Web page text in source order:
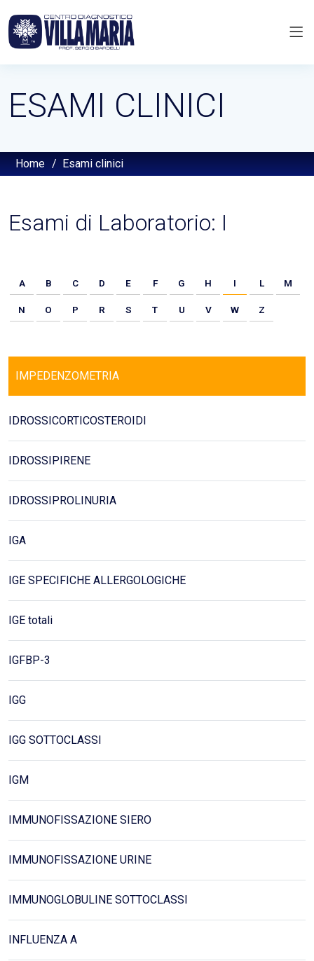
ESAMI CLINICI
Home / Esami clinici
Esami di Laboratorio: I
A B C D E F G H I L M
N O P R S T U V W Z
IMPEDENZOMETRIA
IDROSSICORTICOSTEROIDI
IDROSSIPIRENE
IDROSSIPROLINURIA
IGA
IGE SPECIFICHE ALLERGOLOGICHE
IGE totali
IGFBP-3
IGG
IGG SOTTOCLASSI
IGM
IMMUNOFISSAZIONE SIERO
IMMUNOFISSAZIONE URINE
IMMUNOGLOBULINE SOTTOCLASSI
INFLUENZA A